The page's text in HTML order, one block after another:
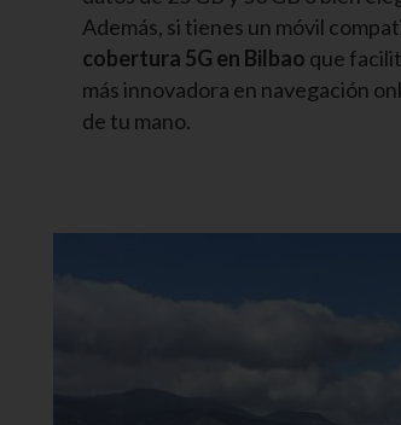
Además, si tienes un móvil
cobertura 5G en Bilbao que
más innovadora en navegación
de tu mano.